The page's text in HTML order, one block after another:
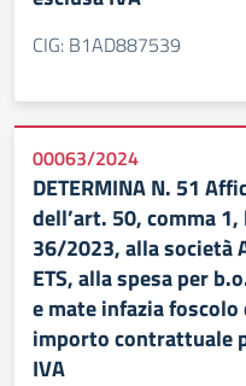
CIG: B1AD887539
00063/2024
DETERMINA N. 51
dell’art. 50, comma
36/2023, alla società
ETS, alla spesa per
e mate infazia
importo contrattuale
IVA